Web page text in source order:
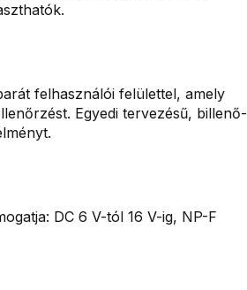
felhasználói felülettel, amely
Egyedi tervezésű, billenő-
DC 6 V-tól 16 V-ig, NP-F